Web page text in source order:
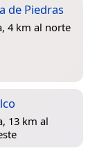
de Piedras
4 km al norte
13 km al